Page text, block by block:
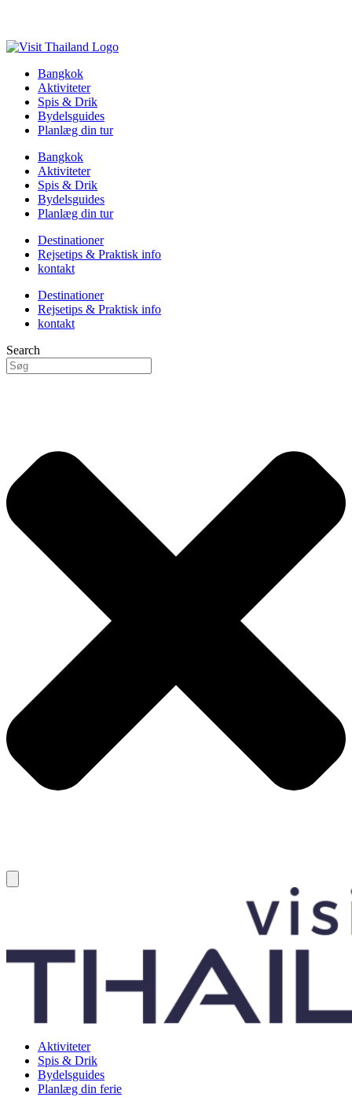
Bangkok
Aktiviteter
Spis & Drik
Bydelsguides
Planlæg din tur
Bangkok
Aktiviteter
Spis & Drik
Bydelsguides
Planlæg din tur
Destinationer
Rejsetips & Praktisk info
kontakt
Destinationer
Rejsetips & Praktisk info
kontakt
Search
Aktiviteter
Spis & Drik
Bydelsguides
Planlæg din ferie